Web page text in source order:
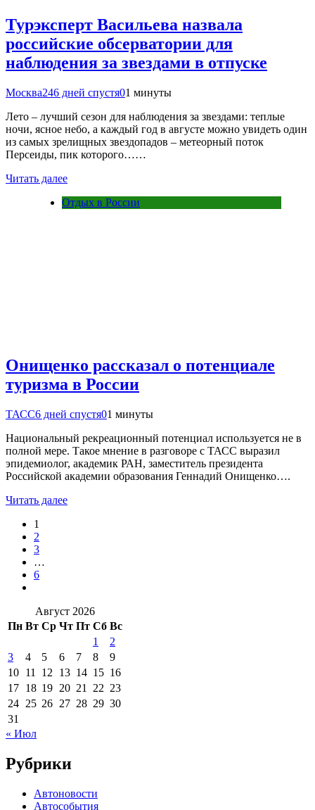
Турэксперт Васильева назвала
российские обсерватории для
наблюдения за звездами в отпуске
Москва246 дней спустя01 минуты
Лето – лучший сезон для наблюдения за звездами: теплые
ночи, ясное небо, а каждый год в августе можно увидеть один
из самых зрелищных звездопадов – метеорный поток
Персеиды, пик которого……
Читать далее
Отдых в России
Онищенко рассказал о потенциале
туризма в России
ТАСС6 дней спустя01 минуты
Национальный рекреационный потенциал используется не в
полной мере. Такое мнение в разговоре с ТАСС выразил
эпидемиолог, академик РАН, заместитель президента
Российской академии образования Геннадий Онищенко….
Читать далее
1
2
3
…
6
Август 2026
Пн Вт Ср Чт Пт Сб Вс
1
2
3
4 5 6 7 8
9
10 11 12 13 14 15 16
17 18 19 20 21 22 23
24 25 26 27 28 29 30
31
« Июл
Рубрики
Автоновости
Автособытия